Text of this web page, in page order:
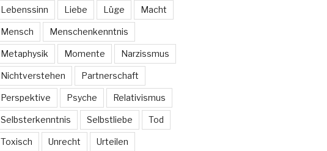
Lebenssinn Liebe Lüge Macht
Mensch Menschenkenntnis
Metaphysik Momente Narzissmus
Nichtverstehen Partnerschaft
Perspektive Psyche Relativismus
Selbsterkenntnis Selbstliebe Tod
Toxisch Unrecht Urteilen